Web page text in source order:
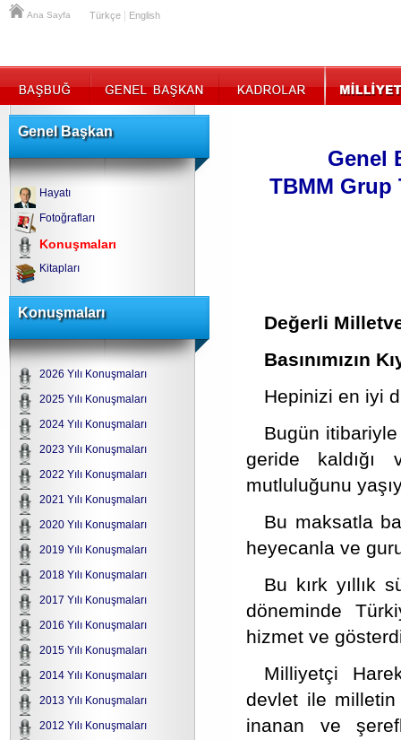
Ana Sayfa Türkçe English
Genel Başkan
Hayatı
Fotoğrafları
Konuşmaları
Kitapları
Konuşmaları
2026 Yılı Konuşmaları
2025 Yılı Konuşmaları
2024 Yılı Konuşmaları
2023 Yılı Konuşmaları
2022 Yılı Konuşmaları
2021 Yılı Konuşmaları
2020 Yılı Konuşmaları
2019 Yılı Konuşmaları
2018 Yılı Konuşmaları
2017 Yılı Konuşmaları
2016 Yılı Konuşmaları
2015 Yılı Konuşmaları
2014 Yılı Konuşmaları
2013 Yılı Konuşmaları
2012 Yılı Konuşmaları
Genel
TBMM Grup
Değerli
Basınımızın
Hepinizi en iyi
Bugün itibariyle
geride kaldığı
mutluluğunu
Bu maksatla
heyecanla ve
Bu kırk yıllık
döneminde
hizmet ve
Milliyetçi
devlet ile milletin
inanan ve